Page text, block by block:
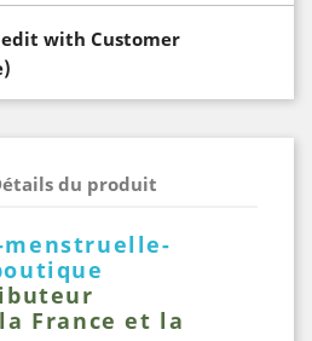
with Customer
du produit
France et la